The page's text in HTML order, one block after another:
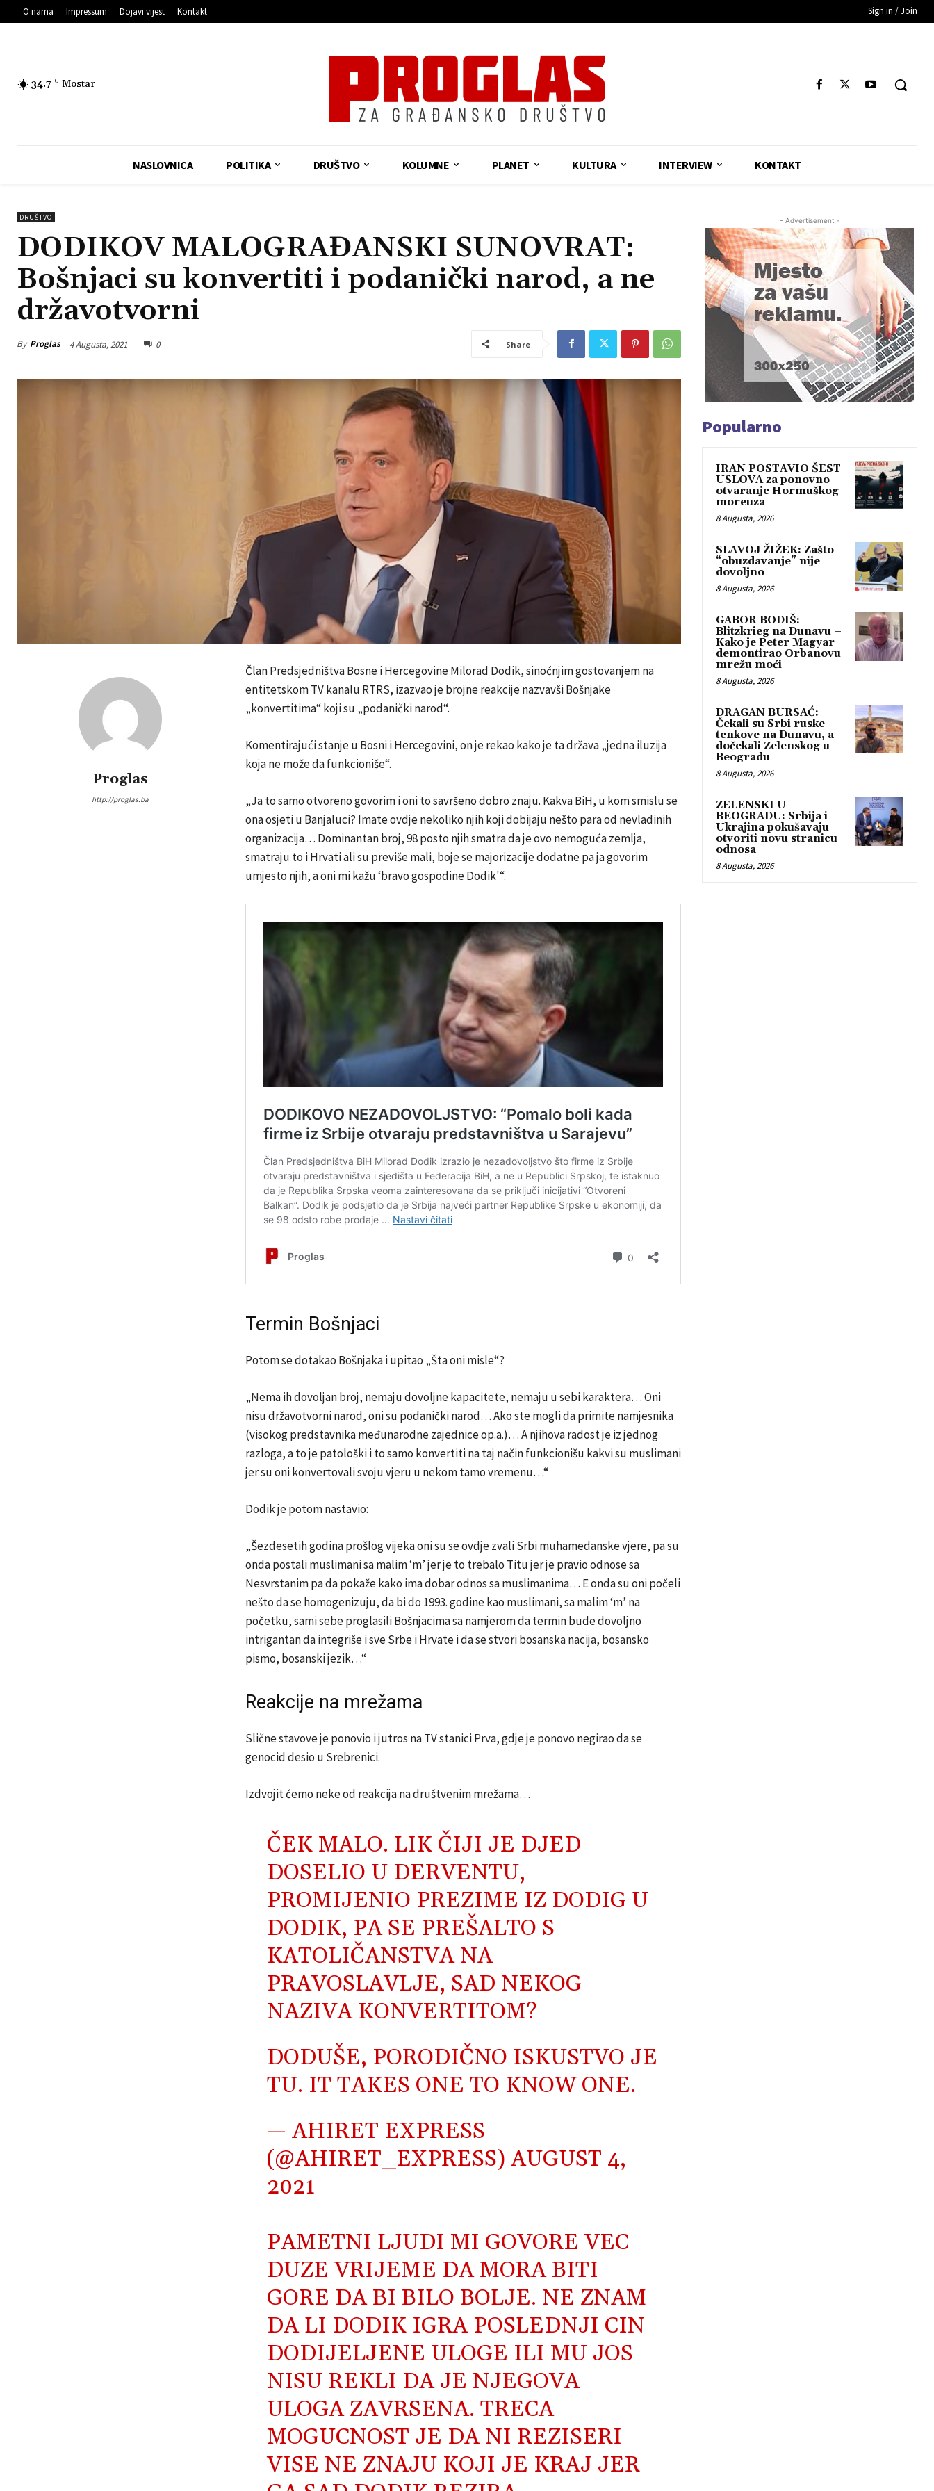
O nama Impressum Dojavi vijest Kontakt Sign in / Join
34.7 C Mostar
NASLOVNICA POLITIKA DRUŠTVO KOLUMNE PLANET KULTURA INTERVIEW KONTAKT
DRUŠTVO
DODIKOV MALOGRAĐANSKI SUNOVRAT:
Bošnjaci su konvertiti i podanički narod, a ne
državotvorni
By Proglas 4 Augusta, 2021 0 Share
Proglas
http://proglas.ba
Član Predsjedništva Bosne i Hercegovine Milorad Dodik, sinoćnjim gostovanjem na
entitetskom TV kanalu RTRS, izazvao je brojne reakcije nazvavši Bošnjake
„konvertitima“ koji su „podanički narod“.
Komentirajući stanje u Bosni i Hercegovini, on je rekao kako je ta država „jedna iluzija
koja ne može da funkcioniše“.
„Ja to samo otvoreno govorim i oni to savršeno dobro znaju. Kakva BiH, u kom smislu se
ona osjeti u Banjaluci? Imate ovdje nekoliko njih koji dobijaju nešto para od nevladinih
organizacija… Dominantan broj, 98 posto njih smatra da je ovo nemoguća zemlja,
smatraju to i Hrvati ali su previše mali, boje se majorizacije dodatne pa ja govorim
umjesto njih, a oni mi kažu ‘bravo gospodine Dodik'“.
Termin Bošnjaci
Potom se dotakao Bošnjaka i upitao „Šta oni misle“?
„Nema ih dovoljan broj, nemaju dovoljne kapacitete, nemaju u sebi karaktera… Oni
nisu državotvorni narod, oni su podanički narod… Ako ste mogli da primite namjesnika
(visokog predstavnika međunarodne zajednice op.a.)… A njihova radost je iz jednog
razloga, a to je patološki i to samo konvertiti na taj način funkcionišu kakvi su muslimani
jer su oni konvertovali svoju vjeru u nekom tamo vremenu…“
Dodik je potom nastavio:
„Šezdesetih godina prošlog vijeka oni su se ovdje zvali Srbi muhamedanske vjere, pa su
onda postali muslimani sa malim ‘m’ jer je to trebalo Titu jer je pravio odnose sa
Nesvrstanim pa da pokaže kako ima dobar odnos sa muslimanima… E onda su oni počeli
nešto da se homogenizuju, da bi do 1993. godine kao muslimani, sa malim ‘m’ na
početku, sami sebe proglasili Bošnjacima sa namjerom da termin bude dovoljno
intrigantan da integriše i sve Srbe i Hrvate i da se stvori bosanska nacija, bosansko
pismo, bosanski jezik…“
Reakcije na mrežama
Slične stavove je ponovio i jutros na TV stanici Prva, gdje je ponovo negirao da se
genocid desio u Srebrenici.
Izdvojit ćemo neke od reakcija na društvenim mrežama…
ČEK MALO. LIK ČIJI JE DJED
DOSELIO U DERVENTU,
PROMIJENIO PREZIME IZ DODIG U
DODIK, PA SE PREŠALTO S
KATOLIČANSTVA NA
PRAVOSLAVLJE, SAD NEKOG
NAZIVA KONVERTITOM?
DODUŠE, PORODIČNO ISKUSTVO JE
TU. IT TAKES ONE TO KNOW ONE.
— AHIRET EXPRESS
(@AHIRET_EXPRESS)AUGUST 4,
2021
PAMETNI LJUDI MI GOVORE VEC
DUZE VRIJEME DA MORA BITI
GORE DA BI BILO BOLJE. NE ZNAM
DA LI DODIK IGRA POSLEDNJI CIN
DODIJELJENE ULOGE ILI MU JOS
NISU REKLI DA JE NJEGOVA
ULOGA ZAVRSENA. TRECA
MOGUCNOST JE DA NI REZISERI
VISE NE ZNAJU KOJI JE KRAJ JER
- Advertisement -
Popularno
IRAN POSTAVIO ŠEST
USLOVA za ponovno
otvaranje Hormuškog
moreuza
8 Augusta, 2026
SLAVOJ ŽIŽEK: Zašto
“obuzdavanje” nije
dovoljno
8 Augusta, 2026
GABOR BODIŠ:
Blitzkrieg na Dunavu –
Kako je Peter Magyar
demontirao Orbanovu
mrežu moći
8 Augusta, 2026
DRAGAN BURSAĆ:
Čekali su Srbi ruske
tenkove na Dunavu, a
dočekali Zelenskog u
Beogradu
8 Augusta, 2026
ZELENSKI U
BEOGRADU: Srbija i
Ukrajina pokušavaju
otvoriti novu stranicu
odnosa
8 Augusta, 2026